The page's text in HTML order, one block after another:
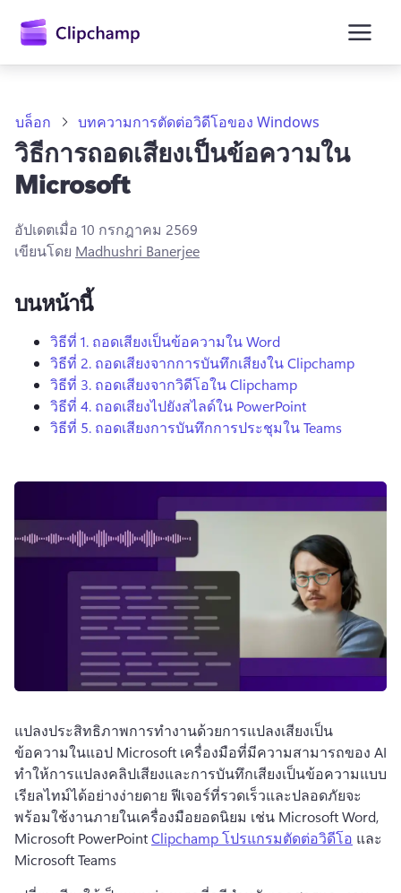
เนื้อหา
หลัก
ลงชื่อเข้าใช้
ลองใช้ฟรี
บล็อก บทความการตัดต่อวิดีโอของ Windows
วิธีการถอดเสียงเป็นข้อความใน
Microsoft
อัปเดตเมื่อ 10 กรกฎาคม 2569
เขียนโดย Madhushri Banerjee
บนหน้านี้
วิธีที่ 1. ถอดเสียงเป็นข้อความใน Word
วิธีที่ 2. ถอดเสียงจากการบันทึกเสียงใน Clipchamp
วิธีที่ 3. ถอดเสียงจากวิดีโอใน Clipchamp
วิธีที่ 4. ถอดเสียงไปยังสไลด์ใน PowerPoint
วิธีที่ 5. ถอดเสียงการบันทึกการประชุมใน Teams
แปลงประสิทธิภาพการทํางานด้วยการแปลงเสียงเป็น
ข้อความในแอป Microsoft เครื่องมือที่มีความสามารถของ AI
ทําให้การแปลงคลิปเสียงและการบันทึกเสียงเป็นข้อความแบบ
เรียลไทม์ได้อย่างง่ายดาย ฟีเจอร์ที่รวดเร็วและปลอดภัยจะ
พร้อมใช้งานภายในเครื่องมือยอดนิยม เช่น Microsoft Word,
Microsoft PowerPoint Clipchamp โปรแกรมตัดต่อวิดีโอ และ
Microsoft Teams